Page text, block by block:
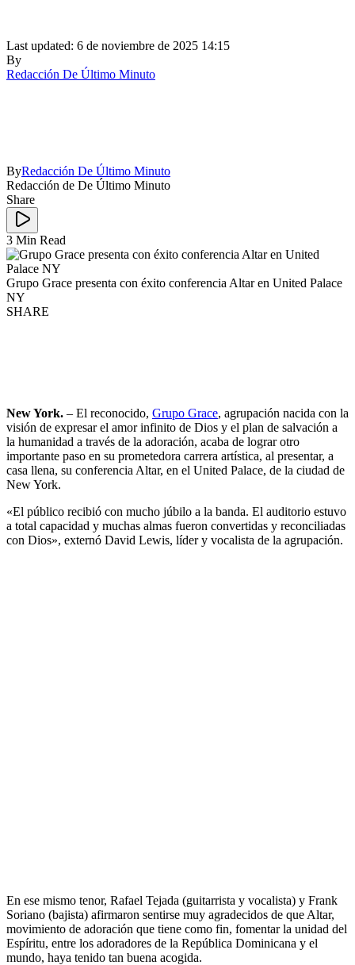
Last updated: 6 de noviembre de 2025 14:15
By
Redacción De Último Minuto
ByRedacción De Último Minuto
Redacción de De Último Minuto
Share
3 Min Read
Grupo Grace presenta con éxito conferencia Altar en United Palace
NY
SHARE
New York. – El reconocido, Grupo Grace, agrupación nacida con la
visión de expresar el amor infinito de Dios y el plan de salvación a
la humanidad a través de la adoración, acaba de lograr otro
importante paso en su prometedora carrera artística, al presentar, a
casa llena, su conferencia Altar, en el United Palace, de la ciudad de
New York.
«El público recibió con mucho júbilo a la banda. El auditorio estuvo
a total capacidad y muchas almas fueron convertidas y reconciliadas
con Dios», externó David Lewis, líder y vocalista de la agrupación.
En ese mismo tenor, Rafael Tejada (guitarrista y vocalista) y Frank
Soriano (bajista) afirmaron sentirse muy agradecidos de que Altar,
movimiento de adoración que tiene como fin, fomentar la unidad del
Espíritu, entre los adoradores de la República Dominicana y el
mundo, haya tenido tan buena acogida.